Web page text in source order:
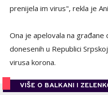
prenijela im virus", rekla je
Ona je apelovala na
donesenih u Republici
virusa korona.
VIŠE O BALKANI I